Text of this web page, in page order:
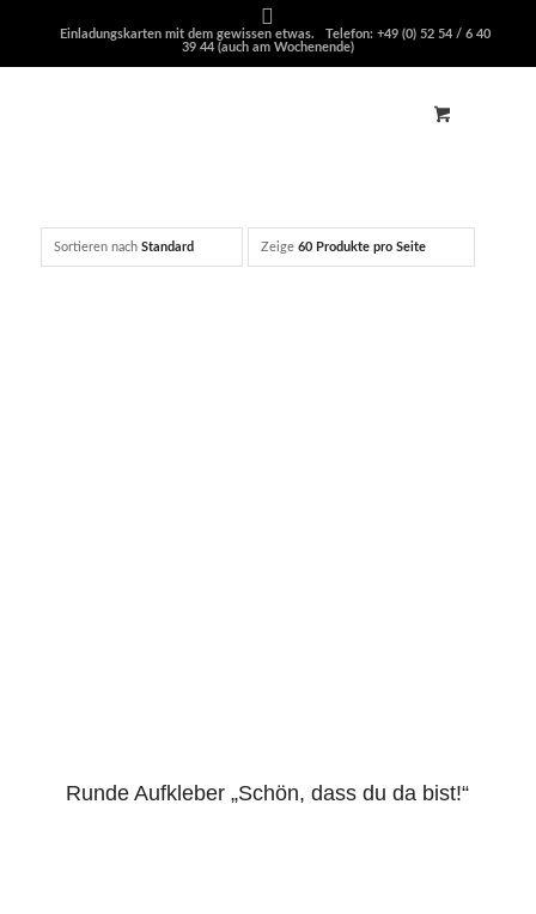
Einladungskarten mit dem gewissen etwas. Telefon: +49 (0) 52 54 / 6 40
39 44 (auch am Wochenende)
Sortieren nach Standard Zeige 60 Produkte pro Seite
Runde Aufkleber „Schön, dass du da bist!“